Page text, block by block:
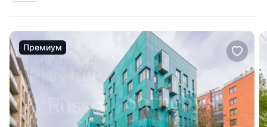
Премиум